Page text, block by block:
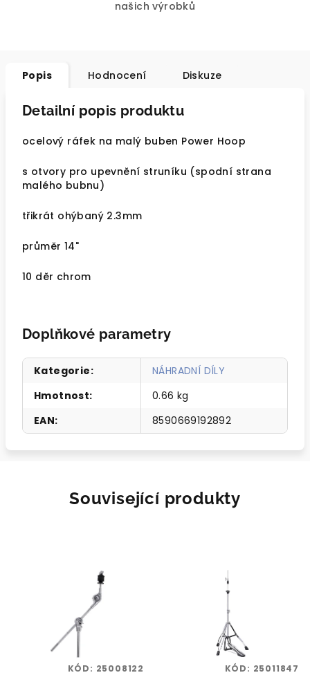
našich výrobků
Popis Hodnocení Diskuze
Detailní popis produktu
ocelový ráfek na malý buben Power Hoop
s otvory pro upevnění struníku (spodní strana
malého bubnu)
třikrát ohýbaný 2.3mm
průměr 14"
10 děr chrom
Doplňkové parametry
Kategorie:
NÁHRADNÍ DÍLY
Hmotnost:
0.66 kg
EAN: 8590669192892
Související produkty
KÓD: 25008122 KÓD: 25011847